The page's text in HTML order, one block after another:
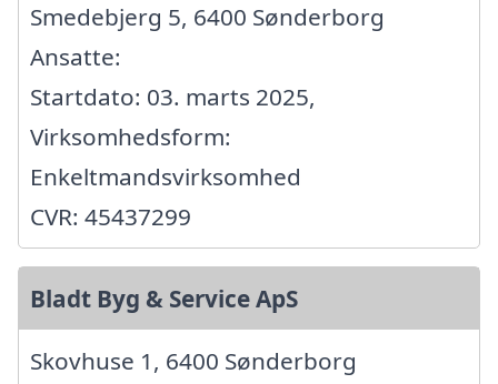
Smedebjerg 5, 6400 Sønderborg
Ansatte:
Startdato: 03. marts 2025,
Virksomhedsform:
Enkeltmandsvirksomhed
CVR: 45437299
Bladt Byg & Service ApS
Skovhuse 1, 6400 Sønderborg